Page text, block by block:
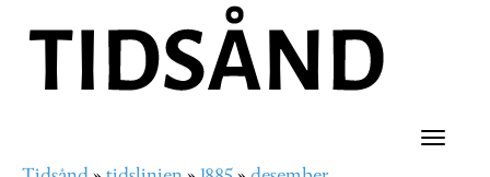
hovedinnhold
Toggle